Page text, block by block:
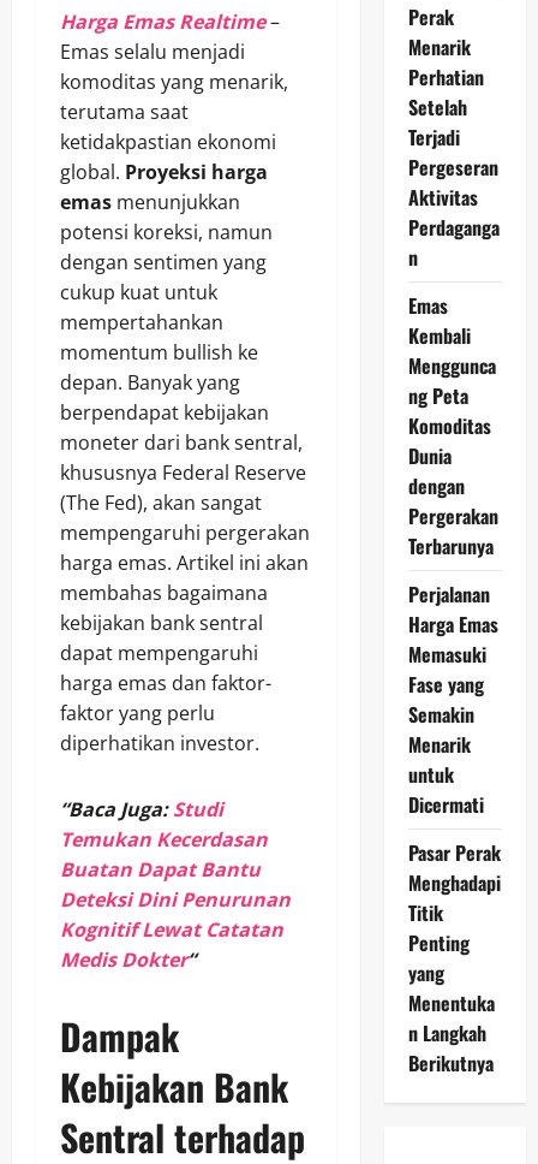
Harga Emas Realtime–
Emas selalu menjadi
komoditas yang menarik,
terutama saat
ketidakpastian ekonomi
global. Proyeksi harga
emas menunjukkan
potensi koreksi, namun
dengan sentimen yang
cukup kuat untuk
mempertahankan
momentum bullish ke
depan. Banyak yang
berpendapat kebijakan
moneter dari bank sentral,
khususnya Federal Reserve
(The Fed), akan sangat
mempengaruhi pergerakan
harga emas. Artikel ini akan
membahas bagaimana
kebijakan bank sentral
dapat mempengaruhi
harga emas dan faktor-
faktor yang perlu
diperhatikan investor.
“Baca Juga:Studi
Temukan Kecerdasan
Buatan Dapat Bantu
Deteksi Dini Penurunan
Kognitif Lewat Catatan
Medis Dokter“
Dampak
Kebijakan Bank
Sentral terhadap
Perak
Menarik
Perhatian
Setelah
Terjadi
Pergeseran
Aktivitas
Perdaganga
n
Emas
Kembali
Menggunca
ng Peta
Komoditas
Dunia
dengan
Pergerakan
Terbarunya
Perjalanan
Harga Emas
Memasuki
Fase yang
Semakin
Menarik
untuk
Dicermati
Pasar Perak
Menghadapi
Titik
Penting
yang
Menentuka
n Langkah
Berikutnya